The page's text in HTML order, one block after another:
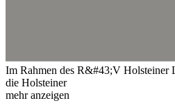
Im Rahmen des R&#43;V Holsteiner
die Holsteiner
mehr anzeigen